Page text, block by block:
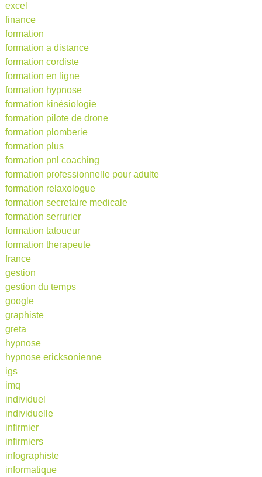
excel
finance
formation
formation a distance
formation cordiste
formation en ligne
formation hypnose
formation kinésiologie
formation pilote de drone
formation plomberie
formation plus
formation pnl coaching
formation professionnelle pour adulte
formation relaxologue
formation secretaire medicale
formation serrurier
formation tatoueur
formation therapeute
france
gestion
gestion du temps
google
graphiste
greta
hypnose
hypnose ericksonienne
igs
imq
individuel
individuelle
infirmier
infirmiers
infographiste
informatique